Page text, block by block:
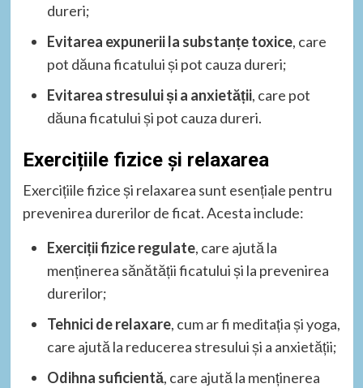
dureri;
Evitarea expunerii la substanțe toxice, care
pot dăuna ficatului și pot cauza dureri;
Evitarea stresului și a anxietății, care pot
dăuna ficatului și pot cauza dureri.
Exercițiile fizice și relaxarea
Exercițiile fizice și relaxarea sunt esențiale pentru
prevenirea durerilor de ficat. Acesta include:
Exerciții fizice regulate, care ajută la
menținerea sănătății ficatului și la prevenirea
durerilor;
Tehnici de relaxare, cum ar fi meditația și yoga,
care ajută la reducerea stresului și a anxietății;
Odihna suficientă, care ajută la menținerea